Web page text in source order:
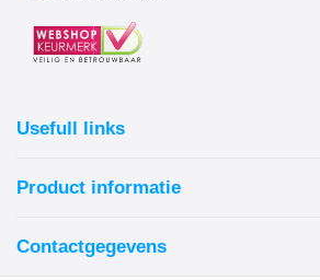
Usefull links
Product informatie
Contactgegevens